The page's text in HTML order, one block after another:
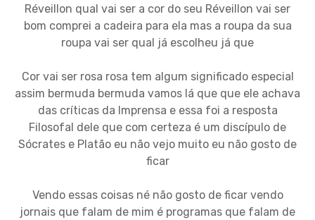
Réveillon qual vai ser a cor do seu Réveillon vai ser
bom comprei a cadeira para ela mas a roupa da sua
roupa vai ser qual já escolheu já que
Cor vai ser rosa rosa tem algum significado especial
assim bermuda bermuda vamos lá que que ele achava
das críticas da Imprensa e essa foi a resposta
Filosofal dele que com certeza é um discípulo de
Sócrates e Platão eu não vejo muito eu não gosto de
ficar
Vendo essas coisas né não gosto de ficar vendo
jornais que falam de mim é programas que falam de